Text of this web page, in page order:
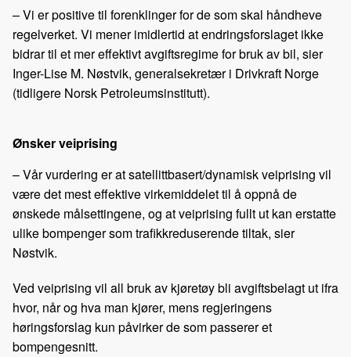
e
b
o
o
k
e
d
o
s
– Vi er positive til forenklinger for de som skal håndheve
regelverket. Vi mener imidlertid at endringsforslaget ikke
bidrar til et mer effektivt avgiftsregime for bruk av bil, sier
Inger-Lise M. Nøstvik, generalsekretær i Drivkraft Norge
(tidligere Norsk Petroleumsinstitutt).
Ønsker veiprising
– Vår vurdering er at satellittbasert/dynamisk veiprising vil
være det mest effektive virkemiddelet til å oppnå de
ønskede målsettingene, og at veiprising fullt ut kan erstatte
ulike bompenger som trafikkreduserende tiltak, sier
Nøstvik.
Ved veiprising vil all bruk av kjøretøy bli avgiftsbelagt ut ifra
hvor, når og hva man kjører, mens regjeringens
høringsforslag kun påvirker de som passerer et
bompengesnitt.